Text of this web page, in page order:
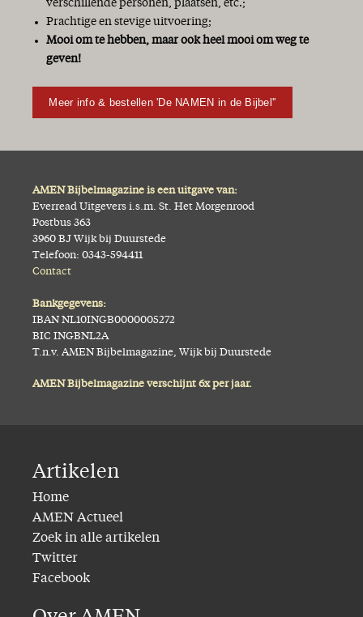
verschillende personen, plaatsen, etc.;
Prachtige en stevige uitvoering;
Mooi om te hebben, maar ook heel mooi om weg te
geven!
Meer info & bestellen 'De NAMEN in de Bijbel''
AMEN Bijbelmagazine is een uitgave van:
Everread Uitgevers i.s.m. St. Het Morgenrood
Postbus 363
3960 BJ Wijk bij Duurstede
Telefoon: 0343-594411
Contact
Bankgegevens:
IBAN NL10INGB0000005272
BIC INGBNL2A
T.n.v. AMEN Bijbelmagazine, Wijk bij Duurstede
AMEN Bijbelmagazine verschijnt 6x per jaar.
Artikelen
Home
AMEN Actueel
Zoek in alle artikelen
Twitter
Facebook